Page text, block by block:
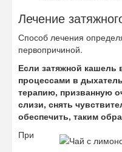
Лечение
Способ лечения
первопричиной.
Если затяжной
процессами в
терапию, призванную
слизи, снять
обеспечить, таким
При